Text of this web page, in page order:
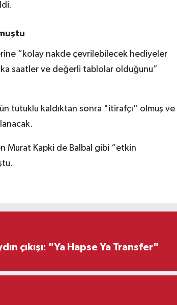
“kolay nakde çevrilebilecek hediyeler
saatler ve değerli tablolar olduğunu”
tutuklu kaldıktan sonra "itirafçı" olmuş ve
Murat Kapki de Balbal gibi “etkin
çıkışı: "Ya Hapse Ya Transfer"